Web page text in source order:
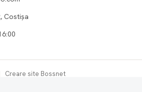
Costișa
Creare site Bossnet